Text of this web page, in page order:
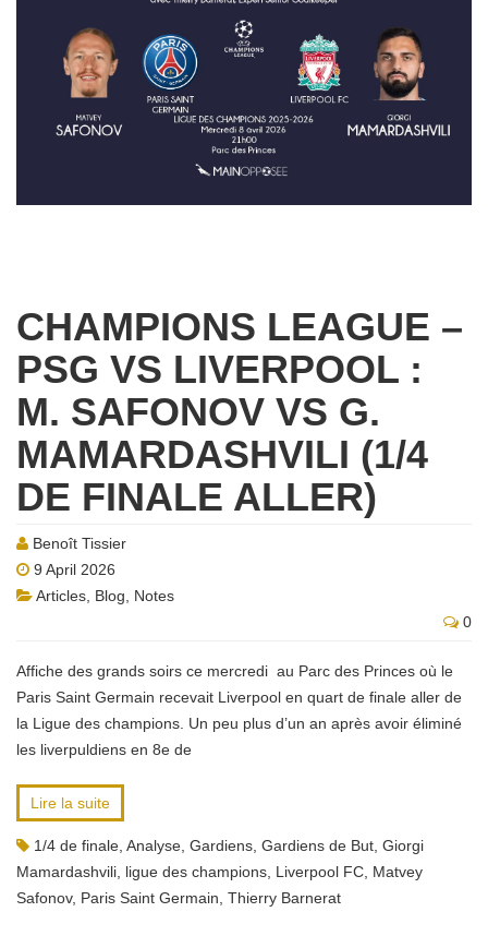
CHAMPIONS LEAGUE –
PSG VS LIVERPOOL :
M. SAFONOV VS G.
MAMARDASHVILI (1/4
DE FINALE ALLER)
Benoît Tissier
9 April 2026
Articles Blog
Notes
0
Affiche des grands soirs ce mercredi au Parc des Princes où le
Paris Saint Germain recevait Liverpool en quart de finale aller de
la Ligue des champions. Un peu plus d’un an après avoir éliminé
les liverpuldiens en 8e de
Lire la suite
1/4 de finale Analyse Gardiens Gardiens de But Giorgi
Mamardashvili ligue des champions Liverpool FC Matvey
Safonov, Paris Saint Germain Thierry Barnerat